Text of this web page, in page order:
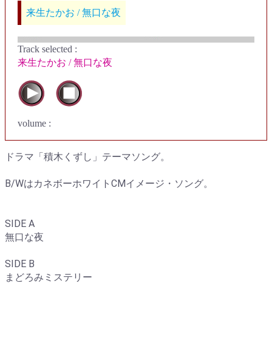
来生たかお / 無口な夜
Track selected :
来生たかお / 無口な夜
volume :
ドラマ「積木くずし」テーマソング。
B/WはカネボーホワイトCMイメージ・ソング。
SIDE A
無口な夜
SIDE B
まどろみミステリー